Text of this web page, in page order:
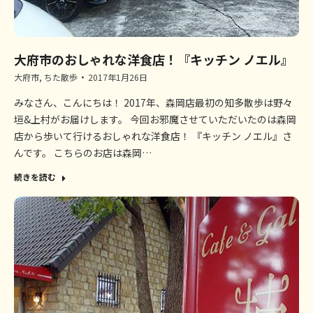
大府市のおしゃれな洋食店！『キッチン ノエル』
大府市, ちた散歩 2017年1月26日
みなさん、こんにちは！ 2017年、森岡店最初の知多散歩は野々
垣&上村がお届けします。 今回お邪魔させていただいたのは森岡
店から歩いて行けるおしゃれな洋食店！ 『キッチン ノエル』さ
んです。 こちらのお店は森岡…
続きを読む